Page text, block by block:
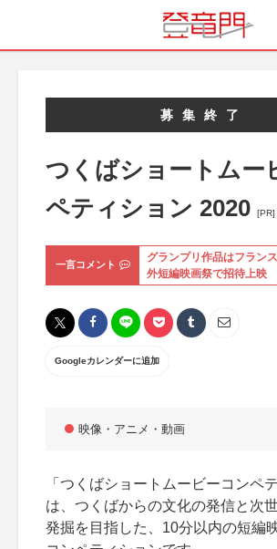
募集終了
つくばショートムー
ペティション 2020
[PR]
一言コメント
グランプリ作品はフラン
外短編映画祭で招待上映
Googleカレンダーに追加
映像・アニメ・動画
「つくばショートムービーコンペ
は、つくばからの文化の発信と次
発掘を目指した、10分以内の短編